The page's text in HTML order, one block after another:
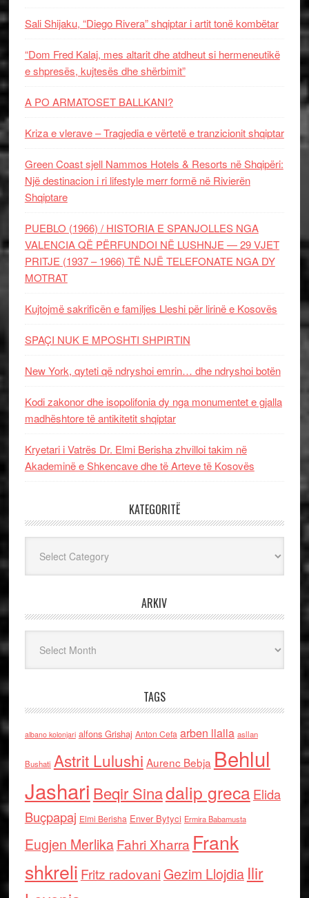
Sali Shijaku, “Diego Rivera” shqiptar i artit tonë kombëtar
“Dom Fred Kalaj, mes altarit dhe atdheut si hermeneutikë
e shpresës, kujtesës dhe shërbimit”
A PO ARMATOSET BALLKANI?
Kriza e vlerave – Tragjedia e vërtetë e tranzicionit shqiptar
Green Coast sjell Nammos Hotels & Resorts në Shqipëri:
Një destinacion i ri lifestyle merr formë në Rivierën
Shqiptare
PUEBLO (1966) / HISTORIA E SPANJOLLES NGA
VALENCIA QË PËRFUNDOI NË LUSHNJE — 29 VJET
PRITJE (1937 – 1966) TË NJË TELEFONATE NGA DY
MOTRAT
Kujtojmë sakrificën e familjes Lleshi për lirinë e Kosovës
SPAÇI NUK E MPOSHTI SHPIRTIN
New York, qyteti që ndryshoi emrin… dhe ndryshoi botën
Kodi zakonor dhe isopolifonia dy nga monumentet e gjalla
madhështore të antikitetit shqiptar
Kryetari i Vatrës Dr. Elmi Berisha zhvilloi takim në
Akademinë e Shkencave dhe të Arteve të Kosovës
KATEGORITË
ARKIV
TAGS
albano kolonjari alfons Grishaj Anton Cefa arben llalla asllan
Bushati Astrit Lulushi Aurenc Bebja Behlul
Jashari Beqir Sinadalip grecaElida
Buçpapaj Elmi Berisha Enver Bytyci Ermira Babamusta
Eugjen MerlikaFahri Xharra Frank
shkreli Fritz radovaniGezim Llojdia Ilir